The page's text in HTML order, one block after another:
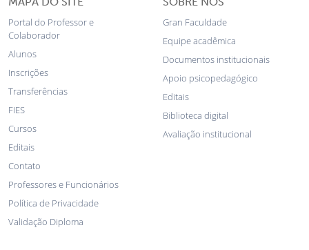
Portal do Professor e
Colaborador
Alunos
Inscrições
Transferências
FIES
Cursos
Editais
Contato
Professores e Funcionários
Política de Privacidade
Validação Diploma
Gran Faculdade
Equipe acadêmica
Documentos institucionais
Apoio psicopedagógico
Editais
Biblioteca digital
Avaliação institucional